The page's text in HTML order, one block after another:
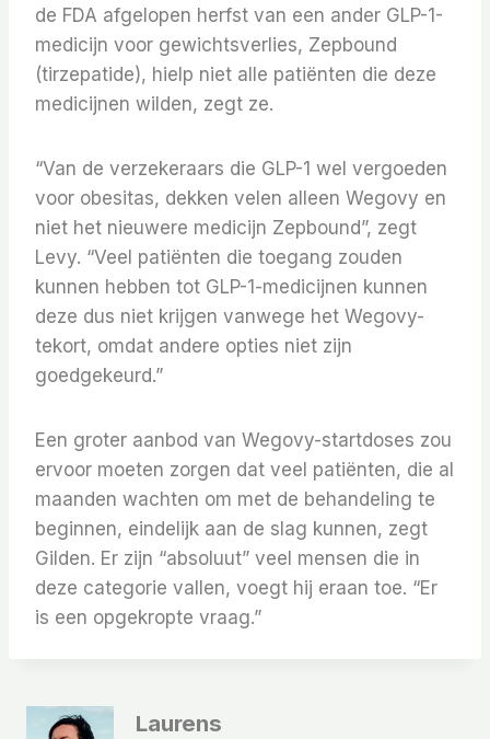
de FDA afgelopen herfst van een ander GLP-1-
medicijn voor gewichtsverlies, Zepbound
(tirzepatide), hielp niet alle patiënten die deze
medicijnen wilden, zegt ze.
“Van de verzekeraars die GLP-1 wel vergoeden
voor obesitas, dekken velen alleen Wegovy en
niet het nieuwere medicijn Zepbound”, zegt
Levy. “Veel patiënten die toegang zouden
kunnen hebben tot GLP-1-medicijnen kunnen
deze dus niet krijgen vanwege het Wegovy-
tekort, omdat andere opties niet zijn
goedgekeurd.”
Een groter aanbod van Wegovy-startdoses zou
ervoor moeten zorgen dat veel patiënten, die al
maanden wachten om met de behandeling te
beginnen, eindelijk aan de slag kunnen, zegt
Gilden. Er zijn “absoluut” veel mensen die in
deze categorie vallen, voegt hij eraan toe. “Er
is een opgekropte vraag.”
Laurens